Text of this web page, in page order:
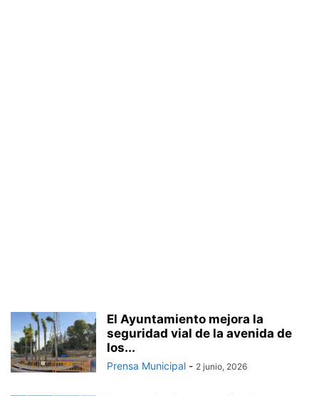
El Ayuntamiento mejora la
seguridad vial de la avenida de
los...
Prensa Municipal - 2 junio, 2026